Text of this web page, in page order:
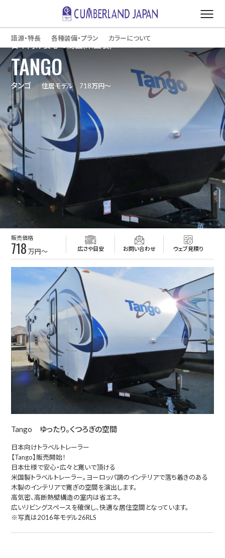
語源・特長 各種装備・プラン カラーについて
日本向け安心の商品(米国製)
TANGO
タンゴ 住居モデル 718万円～
販売価格
718 万円～ 広さや目安 お問い合わせ ウェブ見積り
Tango ゆったり。くつろぎの空間
日本向けトラベルトレーラー
【Tango】販売開始！
日本仕様で安心・広々と寛いで頂ける
米国製トラベルトレーラー。ヨーロッパ調のインテリアで落ち着きのある
木製のインテリアで寛ぎの空間を演出します。
高気密、高断熱壁構造の室内は省エネ。
広いリビングスペースを確保し、快適な居住空間となっています。
※写真は2016年モデル26RLS